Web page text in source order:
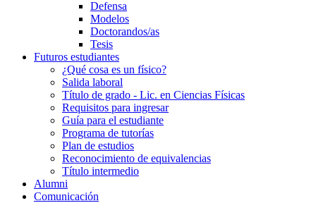
Defensa
Modelos
Doctorandos/as
Tesis
Futuros estudiantes
¿Qué cosa es un físico?
Salida laboral
Título de grado - Lic. en Ciencias Físicas
Requisitos para ingresar
Guía para el estudiante
Programa de tutorías
Plan de estudios
Reconocimiento de equivalencias
Título intermedio
Alumni
Comunicación